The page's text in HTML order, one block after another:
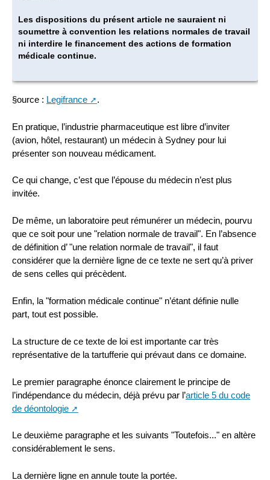
Les dispositions du présent article ne sauraient ni
soumettre à convention les relations normales de travail
ni interdire le financement des actions de formation
médicale continue.
§ource : Legifrance .
En pratique, l’industrie pharmaceutique est libre d’inviter
(avion, hôtel, restaurant) un médecin à Sydney pour lui
présenter son nouveau médicament.
Ce qui change, c’est que l’épouse du médecin n’est plus
invitée.
De même, un laboratoire peut rémunérer un médecin, pourvu
que ce soit pour une "relation normale de travail". En l’absence
de définition d’ "une relation normale de travail", il faut
considérer que la dernière ligne de ce texte ne sert qu’à priver
de sens celles qui précèdent.
Enfin, la "formation médicale continue" n’étant définie nulle
part, tout est possible.
La structure de ce texte de loi est importante car très
représentative de la tartufferie qui prévaut dans ce domaine.
Le premier paragraphe énonce clairement le principe de
l’indépendance du médecin, déjà prévu par l’article 5 du code
de déontologie
Le deuxième paragraphe et les suivants "Toutefois..." en altère
considérablement le sens.
La dernière ligne en annule toute la portée.